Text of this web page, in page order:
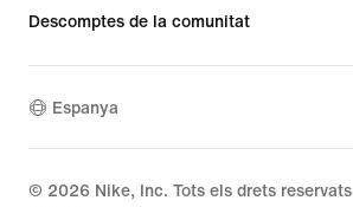
Descomptes de la comunitat
Espanya
© 2026 Nike, Inc. Tots els drets reservats